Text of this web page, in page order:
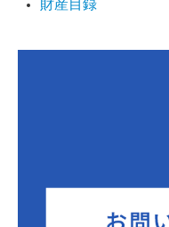
財産目録